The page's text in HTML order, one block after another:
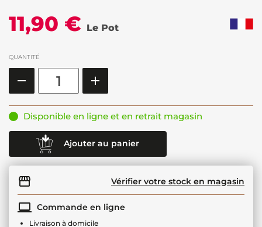
11,90 € Le Pot
QUANTITÉ
Disponible en ligne et en retrait magasin
Ajouter au panier
Vérifier votre stock en magasin
Commande en ligne
Livraison à domicile